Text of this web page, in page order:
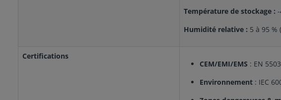
Température de stockage :
Humidité relative : 5 à 95 %
Certifications
CEM/EMI/EMS : EN
Environnement : IEC